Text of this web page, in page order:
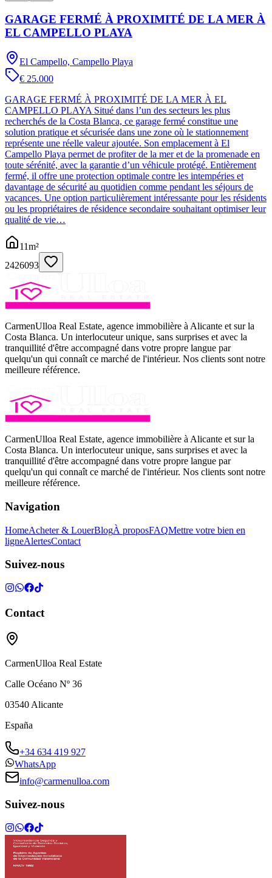
GARAGE FERMÉ À PROXIMITÉ DE LA MER À
EL CAMPELLO PLAYA
El Campello, Campello Playa
€ 25.000
GARAGE FERMÉ À PROXIMITÉ DE LA MER À EL
CAMPELLO PLAYA Situé dans l’un des secteurs les plus
recherchés de la Costa Blanca, ce garage fermé constitue une
solution pratique et sécurisée dans une zone où le stationnement
représente une réelle valeur ajoutée. Son emplacement à El
Campello Playa permet de profiter de la mer et de la promenade en
toute sérénité, avec la garantie d’un véhicule protégé. Entièrement
fermé, il offre une protection optimale contre les intempéries et
davantage de sécurité au quotidien comme pendant les séjours de
vacances. Une option particulièrement intéressante pour les résidents
ou les propriétaires de résidence secondaire souhaitant optimiser leur
qualité de vie…
11m²
2426093
CarmenUlloa Real Estate, agence immobilière à Alicante et sur la
Costa Blanca. Un interlocuteur unique, sans surprises et avec la
tranquillité d'être accompagné dans votre propre langue par
quelqu'un qui connaît ce marché de l'intérieur. Nos clients sont notre
meilleure référence.
CarmenUlloa Real Estate, agence immobilière à Alicante et sur la
Costa Blanca. Un interlocuteur unique, sans surprises et avec la
tranquillité d'être accompagné dans votre propre langue par
quelqu'un qui connaît ce marché de l'intérieur. Nos clients sont notre
meilleure référence.
Navigation
HomeAcheter & LouerBlogÀ proposFAQMettre votre bien en
ligneAlertesContact
Suivez-nous
Contact
CarmenUlloa Real Estate
Calle Océano Nº 36
03540 Alicante
España
+34 634 419 927
WhatsApp
info@carmenulloa.com
Suivez-nous